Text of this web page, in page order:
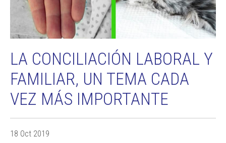
LA CONCILIACIÓN LABORAL Y
FAMILIAR, UN TEMA CADA
VEZ MÁS IMPORTANTE
18 Oct 2019